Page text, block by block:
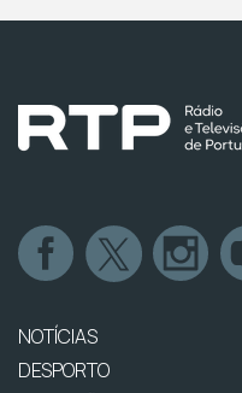
NOTÍCIAS
DESPORTO